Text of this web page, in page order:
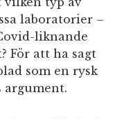
laboratorier –
liknande
För att ha sagt
som en rysk
argument.